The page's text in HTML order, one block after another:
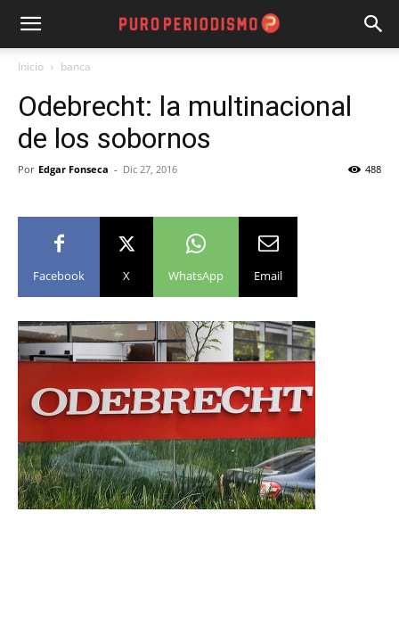
Inicio banca
Odebrecht: la multinacional
de los sobornos
Por Edgar Fonseca - Dic 27, 2016 488
Facebook X WhatsApp Email